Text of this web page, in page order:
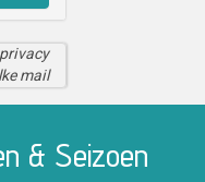
mail
& Seizoen